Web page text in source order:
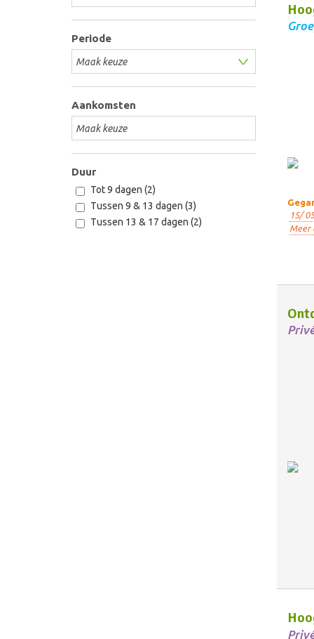
Periode
Aankomsten
Duur
Tot 9 dagen (2)
Tussen 9 & 13 dagen (3)
Tussen 13 & 17 dagen (2)
15/
Meer